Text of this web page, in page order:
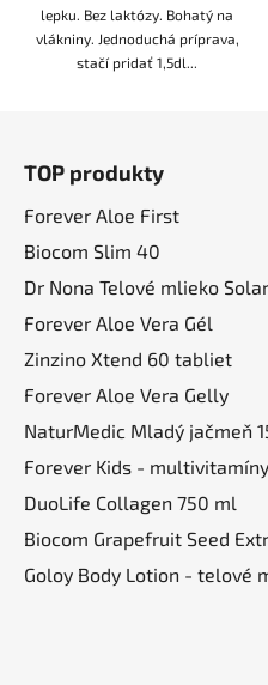
lepku. Bez laktózy. Bohatý na
vlákniny. Jednoduchá príprava,
stačí pridať 1,5dl...
TOP produkty
Forever Aloe First
Biocom Slim 40
Dr Nona Telové mlieko
Forever Aloe Vera Gél
Zinzino Xtend 60 tabliet
Forever Aloe Vera Gelly
NaturMedic Mladý jačmeň
Forever Kids -
DuoLife Collagen 750 ml
Biocom Grapefruit Seed
Goloy Body Lotion - telové